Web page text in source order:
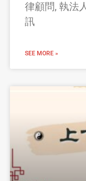
律顧問, 執法
訊
SEE MORE »